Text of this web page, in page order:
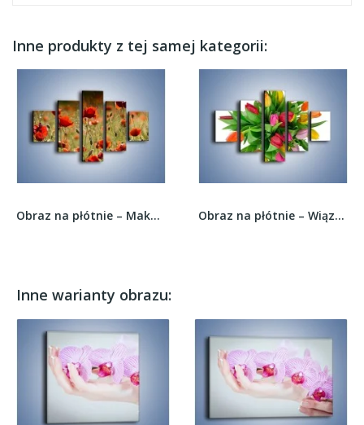
Inne produkty z tej samej kategorii:
Obraz na płótnie – Makowe pole w cieniu –... Obraz na płótnie – Wiązanka kolorowych...
Inne warianty obrazu: